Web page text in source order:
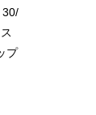
30/
プ